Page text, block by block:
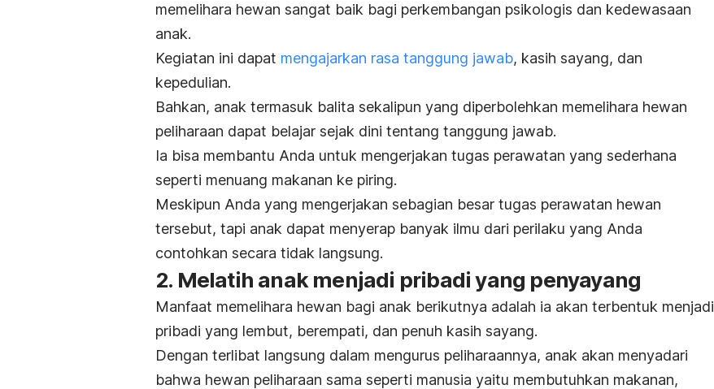
memelihara hewan sangat baik bagi perkembangan psikologis dan kedewasaan
anak.
Kegiatan ini dapat mengajarkan rasa tanggung jawab, kasih sayang, dan
kepedulian.
Bahkan, anak termasuk balita sekalipun yang diperbolehkan memelihara hewan
peliharaan dapat belajar sejak dini tentang tanggung jawab.
Ia bisa membantu Anda untuk mengerjakan tugas perawatan yang sederhana
seperti menuang makanan ke piring.
Meskipun Anda yang mengerjakan sebagian besar tugas perawatan hewan
tersebut, tapi anak dapat menyerap banyak ilmu dari perilaku yang Anda
contohkan secara tidak langsung.
2. Melatih anak menjadi pribadi yang penyayang
Manfaat memelihara hewan bagi anak berikutnya adalah ia akan terbentuk menjadi
pribadi yang lembut, berempati, dan penuh kasih sayang.
Dengan terlibat langsung dalam mengurus peliharaannya, anak akan menyadari
bahwa hewan peliharaan sama seperti manusia yaitu membutuhkan makanan,